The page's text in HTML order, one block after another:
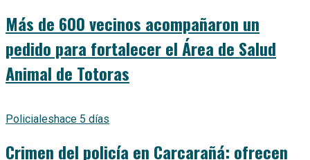
Más de 600 vecinos acompañaron un
pedido para fortalecer el Área de Salud
Animal de Totoras
Policialeshace 5 días
Crimen del policía en Carcarañá: ofrecen